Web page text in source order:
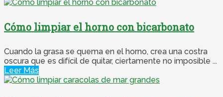
Cómo limpiar el horno con bicarbonato
Cuando la grasa se quema en el horno, crea una costra
oscura que es difícil de quitar, ciertamente no imposible ...
Leer Más